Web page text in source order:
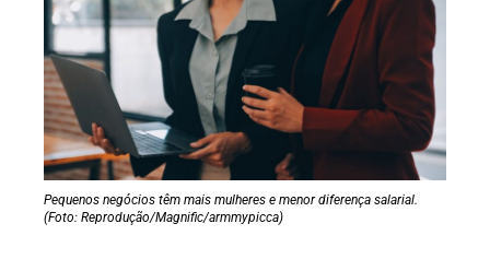
Pequenos negócios têm mais mulheres e menor diferença salarial.
(Foto: Reprodução/Magnific/armmypicca)